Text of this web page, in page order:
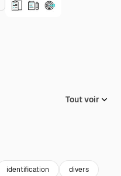
Tout voir
identification divers